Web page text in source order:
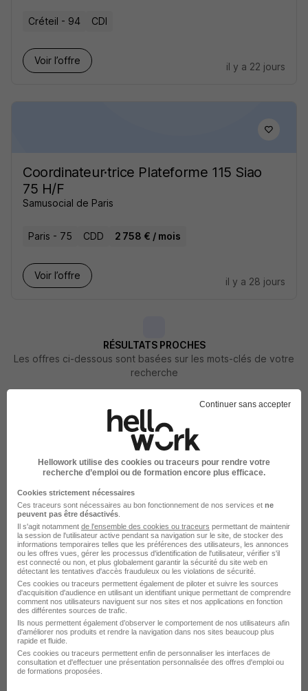
Créteil - 94 CDI
Voir l’offre
il y a 22 jours
Coordinateur·trice Plateforme 115 Siao
75 H/F
Samusocial de Paris
Paris - 75 CDD 2 758 € / mois
Voir l’offre
il y a 28 jours
RÉSULTATS PROCHES
Les offres ci-dessous sont basées sur les mots-clés de votre
recherche
Responsable de Stock - Audiovisuel
Cette entreprise souhaite rester anonyme
Saint-Denis - Garges-lès-Gonesse
CDI
30 000 - 45 000 € / an
Voir l’offre
il y a 2 jours
Continuer sans accepter
Hellowork utilise des cookies ou traceurs pour rendre votre
recherche d’emploi ou de formation encore plus efficace.
Cookies strictement nécessaires
Ces traceurs sont nécessaires au bon fonctionnement de nos services et ne
peuvent pas être désactivés
Il s'agit notamment de l'ensemble des cookies ou traceurs permettant de maintenir
la session de l'utilisateur active pendant sa navigation sur le site, de stocker des
informations temporaires telles que les préférences des utilisateurs, les annonces
ou les offres vues, gérer les processus d'identification de l'utilisateur, vérifier s'il
est connecté ou non, et plus globalement garantir la sécurité du site web en
détectant les tentatives d'accès frauduleux ou les violations de sécurité.
Ces cookies ou traceurs permettent également de piloter et suivre les sources
d'acquisition d'audience en utilisant un identifiant unique permettant de comprendre
comment nos utilisateurs naviguent sur nos sites et nos applications en fonction
des différentes sources de trafic.
Ils nous permettent également d’observer le comportement de nos utilisateurs afin
d'améliorer nos produits et rendre la navigation dans nos sites beaucoup plus
rapide et fluide.
Ces cookies ou traceurs permettent enfin de personnaliser les interfaces de
consultation et d'effectuer une présentation personnalisée des offres d'emploi ou
de formations proposées.